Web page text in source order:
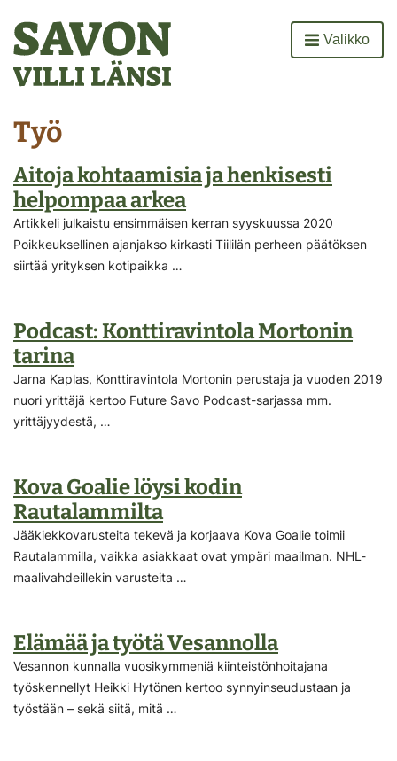
Etusivu
AvaaValikko
Työ
Aitoja kohtaamisia ja henkisesti
helpompaa arkea
Artikkeli julkaistu ensimmäisen kerran syyskuussa 2020
Poikkeuksellinen ajanjakso kirkasti Tiililän perheen päätöksen
siirtää yrityksen kotipaikka …
Podcast: Konttiravintola Mortonin
tarina
Jarna Kaplas, Konttiravintola Mortonin perustaja ja vuoden 2019
nuori yrittäjä kertoo Future Savo Podcast-sarjassa mm.
yrittäjyydestä, …
Kova Goalie löysi kodin
Rautalammilta
Jääkiekkovarusteita tekevä ja korjaava Kova Goalie toimii
Rautalammilla, vaikka asiakkaat ovat ympäri maailman. NHL-
maalivahdeillekin varusteita …
Elämää ja työtä Vesannolla
Vesannon kunnalla vuosikymmeniä kiinteistönhoitajana
työskennellyt Heikki Hytönen kertoo synnyinseudustaan ja
työstään – sekä siitä, mitä …